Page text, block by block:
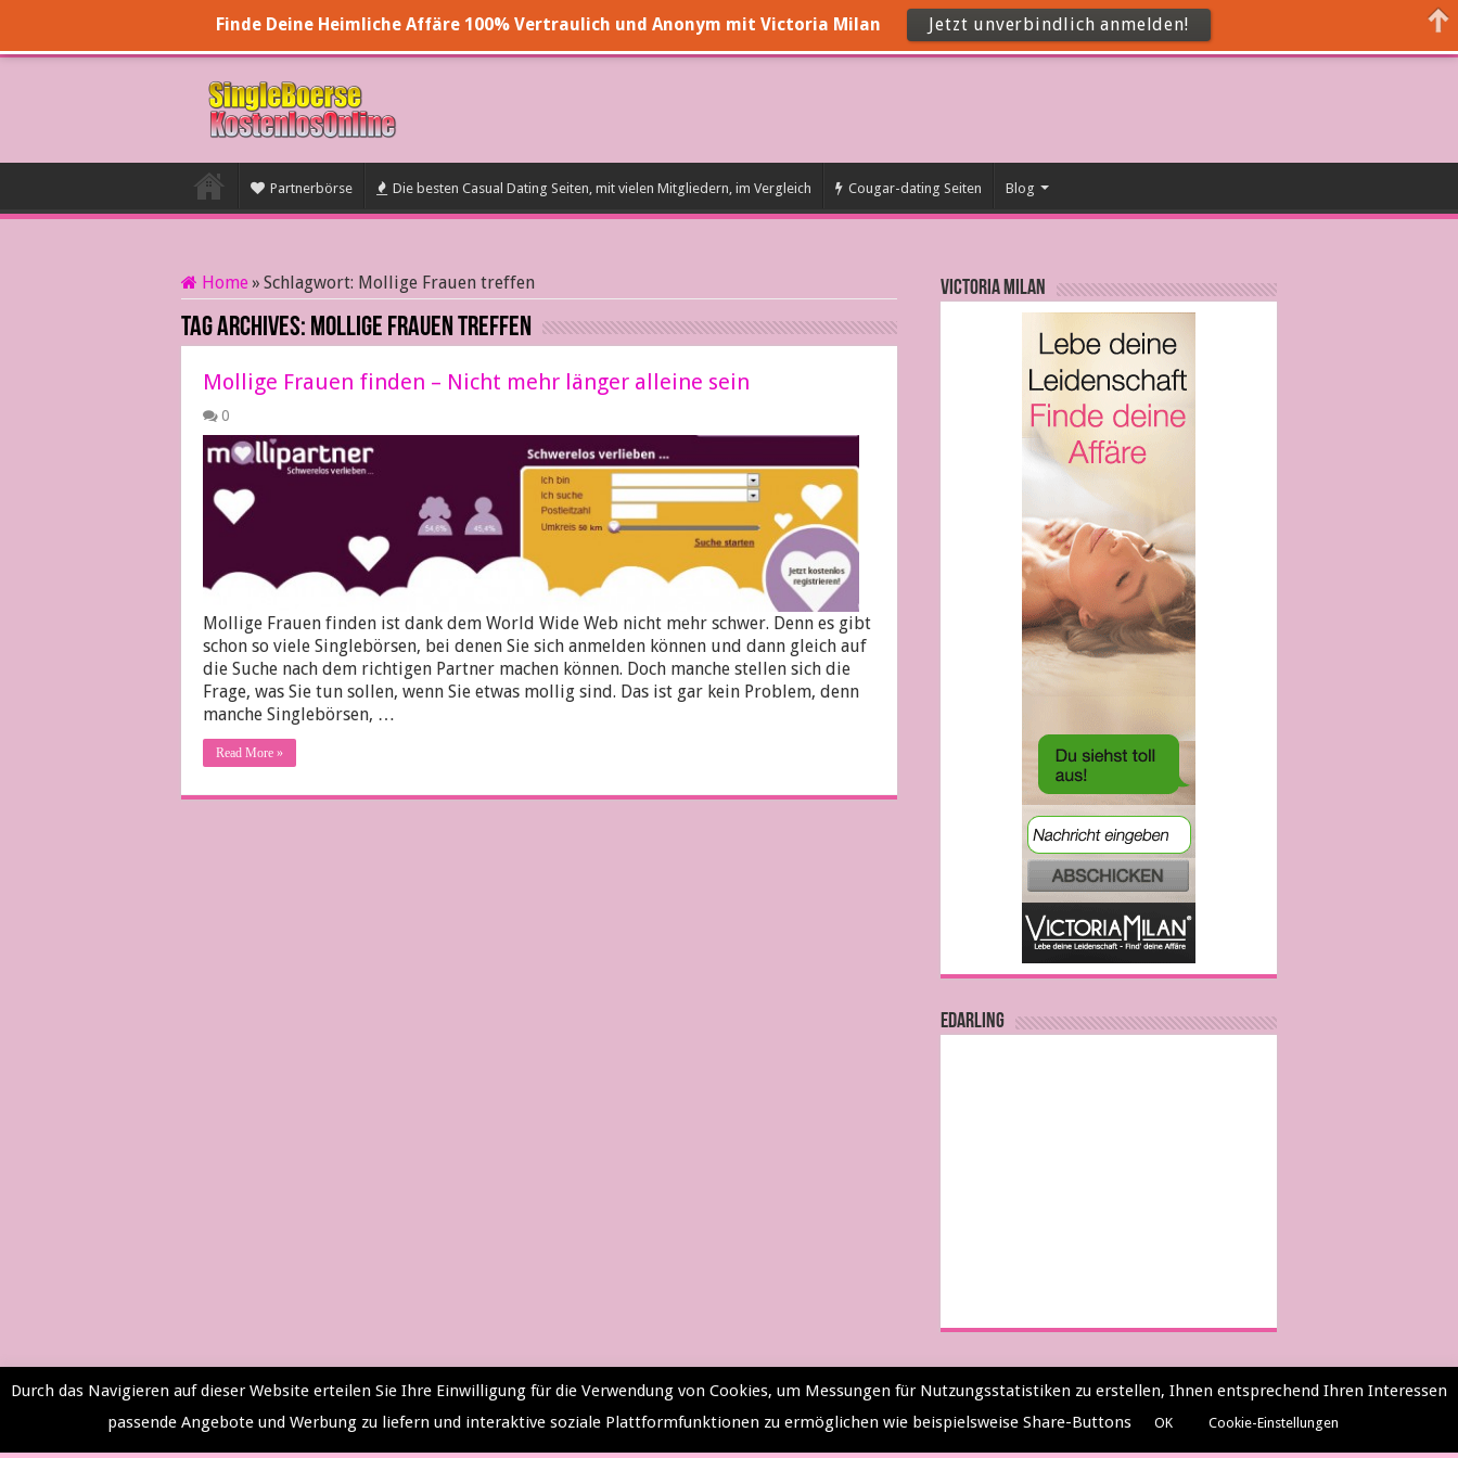
Partnerbörse Die besten Casual Dating Seiten, mit vielen Mitgliedern, im Vergleich Cougar-dating Seiten Blog
Home » Schlagwort: Mollige Frauen treffen
Tag Archives: Mollige Frauen treffen
Mollige Frauen finden – Nicht mehr länger alleine sein
0
Mollige Frauen finden ist dank dem World Wide Web nicht mehr schwer. Denn es gibt
schon so viele Singlebörsen, bei denen Sie sich anmelden können und dann gleich auf
die Suche nach dem richtigen Partner machen können. Doch manche stellen sich die
Frage, was Sie tun sollen, wenn Sie etwas mollig sind. Das ist gar kein Problem, denn
manche Singlebörsen, …
Read More »
VICTORIA MILAN
EDARLING
Impressum & Datenschutzerklärung
Durch das Navigieren auf dieser Website erteilen Sie Ihre Einwilligung für die Verwendung von Cookies, um Messungen für Nutzungsstatistiken zu erstellen, Ihnen entsprechend Ihren Interessen
passende Angebote und Werbung zu liefern und interaktive soziale Plattformfunktionen zu ermöglichen wie beispielsweise Share-Buttons
OK Cookie-Einstellungen
Finde Deine Heimliche Affäre 100% Vertraulich und Anonym mit Victoria Milan Jetzt unverbindlich anmelden!